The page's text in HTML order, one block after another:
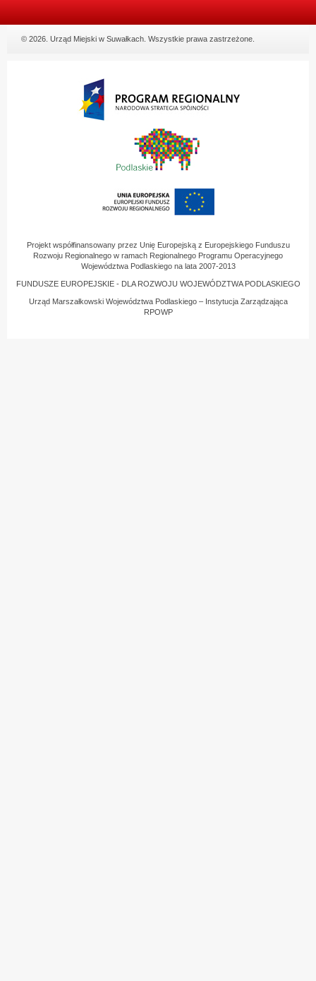
© 2026. Urząd Miejski w Suwałkach. Wszystkie prawa zastrzeżone.
Projekt współfinansowany przez Unię Europejską z Europejskiego Funduszu
Rozwoju Regionalnego w ramach Regionalnego Programu Operacyjnego
Województwa Podlaskiego na lata 2007-2013
FUNDUSZE EUROPEJSKIE - DLA ROZWOJU WOJEWÓDZTWA PODLASKIEGO
Urząd Marszałkowski Województwa Podlaskiego – Instytucja Zarządzająca
RPOWP